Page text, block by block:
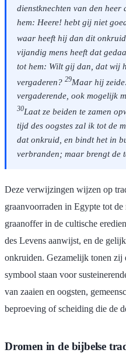
dienstknechten van den heer
hem: Heere! hebt gij niet
waar heeft hij dan dit
vijandig mens heeft dat
tot hem: Wilt gij dan, dat wij
vergaderen? 29Maar hij
vergaderende, ook mogelijk
30Laat ze beiden te zamen
tijd des oogstes zal ik tot de
dat onkruid, en bindt het in
verbranden; maar brengt de
Deze verwijzingen wijzen op
graanvoorraden in Egypte tot
graanoffer in de cultische
des Levens aanwijst, en de
onkruiden. Gezamelijk tonen zij
symbool staan voor
van zaaien en oogsten,
beproeving of scheiding die de
Dromen in de bijbelse